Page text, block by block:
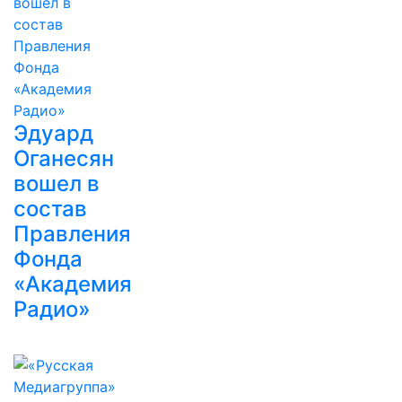
Эдуард
Оганесян
вошел в
состав
Правления
Фонда
«Академия
Радио»